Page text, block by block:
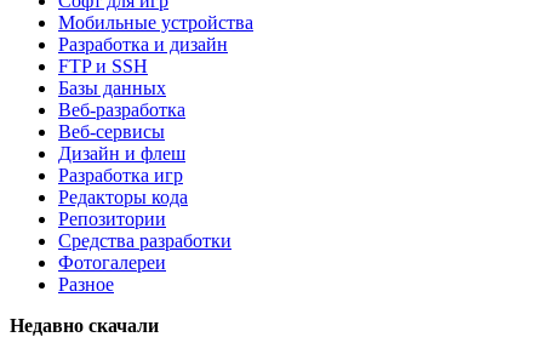
Мобильные устройства
Разработка и дизайн
FTP и SSH
Базы данных
Веб-разработка
Веб-сервисы
Дизайн и флеш
Разработка игр
Редакторы кода
Репозитории
Средства разработки
Фотогалереи
Разное
Недавно скачали